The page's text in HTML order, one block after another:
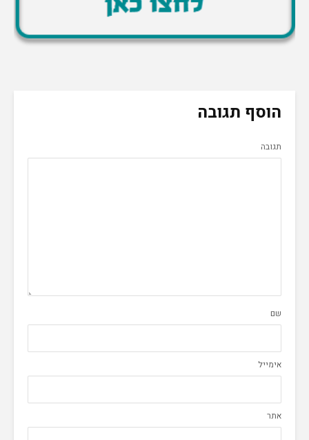
הוסף תגובה
תגובה
שם
אימייל
אתר